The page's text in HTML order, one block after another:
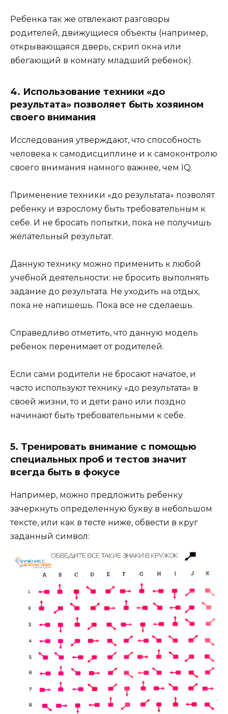
Ребенка так же отвлекают разговоры
родителей, движущиеся объекты (например,
открывающаяся дверь, скрип окна или
вбегающий в комнату младший ребенок).
4. Использование техники «до
результата» позволяет быть хозяином
своего внимания
Исследования утверждают, что способность
человека к самодисциплине и к самоконтролю
своего внимания намного важнее, чем IQ.
Применение техники «до результата» позволят
ребенку и взрослому быть требовательным к
себе. И не бросать попытки, пока не получишь
желательный результат.
Данную технику можно применить к любой
учебной деятельности: не бросить выполнять
задание до результата. Не уходить на отдых,
пока не напишешь. Пока все не сделаешь.
Справедливо отметить, что данную модель
ребенок перенимает от родителей.
Если сами родители не бросают начатое, и
часто используют технику «до результата» в
своей жизни, то и дети рано или поздно
начинают быть требовательными к себе.
5. Тренировать внимание с помощью
специальных проб и тестов значит
всегда быть в фокусе
Например, можно предложить ребенку
зачеркнуть определенную букву в небольшом
тексте, или как в тесте ниже, обвести в круг
заданный символ: